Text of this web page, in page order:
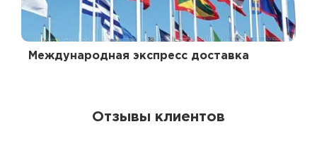
Международная экспресс доставка
Отзывы клиентов